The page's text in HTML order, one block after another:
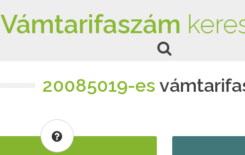
Vámtarifaszám
20085019-es